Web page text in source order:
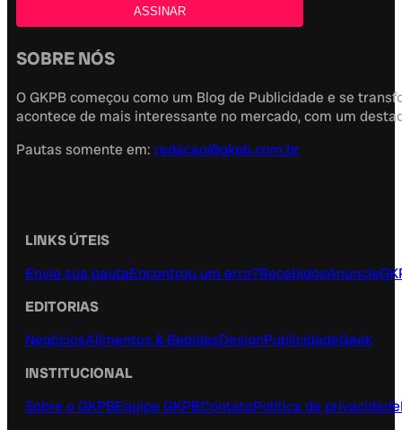
SOBRE NÓS
O GKPB começou como um Blog de Publicidade e se
acontece de mais interessante no mercado, com um
Pautas somente em: redacao@gkpb.com.br
LINKS ÚTEIS
Envie sua pautaEncontrou um erro?RecebidosAnuncie
EDITORIAS
NegóciosAlimentos & BebidasDesignPublicidadeGeek
INSTITUCIONAL
Sobre o GKPBEquipe GKPBContatoPolítica de privacidade